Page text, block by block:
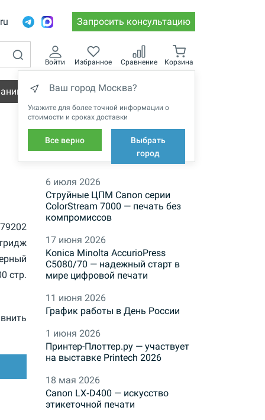
Запросить консультацию
Войти Избранное Сравнение Корзина
Ваш город Москва?
Укажите для более точной информации о
стоимости и сроках доставки
Все верно
Выбрать
город
Вакансии
стр.
НОВОСТИ
6 июля 2026
Струйные ЦПМ Canon серии
ColorStream 7000 — печать без
компромиссов
17 июня 2026
Konica Minolta AccurioPress
C5080/70 — надежный старт в
мире цифровой печати
11 июня 2026
График работы в День России
1 июня 2026
Принтер-Плоттер.ру — участвует
на выставке Printech 2026
18 мая 2026
Canon LX‑D400 — искусство
этикеточной печати